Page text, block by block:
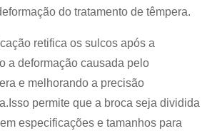
do tratamento de têmpera.
retifica os sulcos após a
a deformação causada pelo
e melhorando a precisão
permite que a broca seja dividida
especificações e tamanhos para